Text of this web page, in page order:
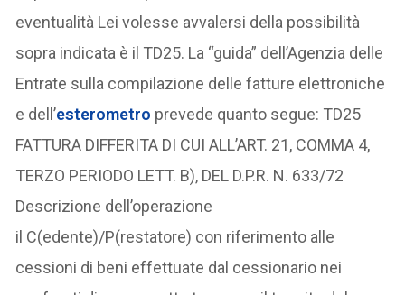
eventualità Lei volesse avvalersi della possibilità
sopra indicata è il TD25. La “guida” dell’Agenzia delle
Entrate sulla compilazione delle fatture elettroniche
e dell’esterometro prevede quanto segue: TD25
FATTURA DIFFERITA DI CUI ALL’ART. 21, COMMA 4,
TERZO PERIODO LETT. B), DEL D.P.R. N. 633/72
Descrizione dell’operazione
il C(edente)/P(restatore) con riferimento alle
cessioni di beni effettuate dal cessionario nei